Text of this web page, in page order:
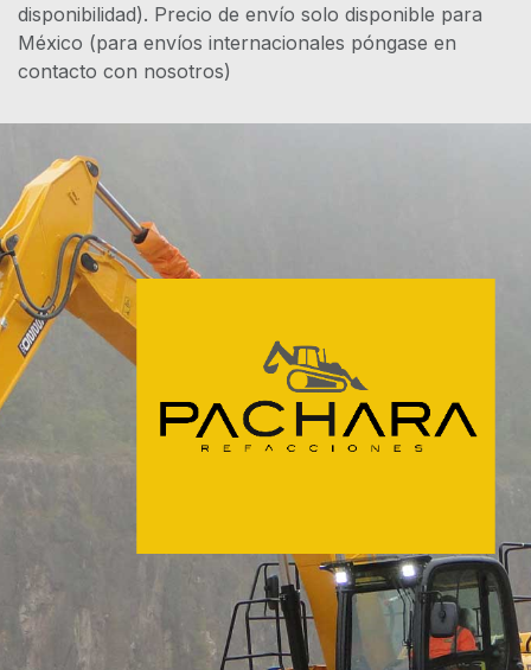
disponibilidad). Precio de envío solo disponible para
México (para envíos internacionales póngase en
contacto con nosotros)